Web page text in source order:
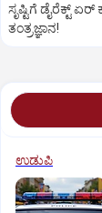
ಸೃಷ್ಟಿಗೆ ಡೈರೆಕ್ಟ್ ಏರ್‌
ತಂತ್ರಜ್ಞಾನ!
ಉಡುಪಿ